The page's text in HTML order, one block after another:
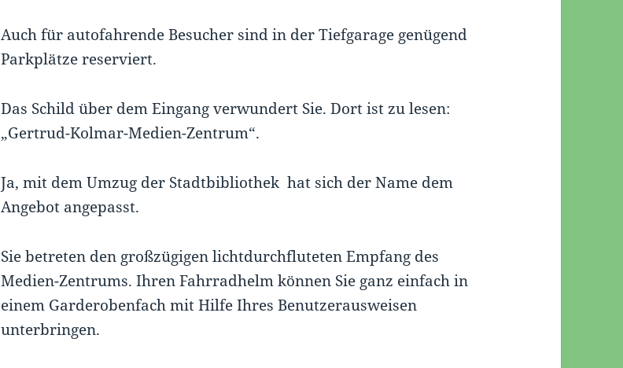
Auch für autofahrende Besucher sind in der Tiefgarage genügend
Parkplätze reserviert.
Das Schild über dem Eingang verwundert Sie. Dort ist zu lesen:
„Gertrud-Kolmar-Medien-Zentrum“.
Ja, mit dem Umzug der Stadtbibliothek hat sich der Name dem
Angebot angepasst.
Sie betreten den großzügigen lichtdurchfluteten Empfang des
Medien-Zentrums. Ihren Fahrradhelm können Sie ganz einfach in
einem Garderobenfach mit Hilfe Ihres Benutzerausweisen
unterbringen.